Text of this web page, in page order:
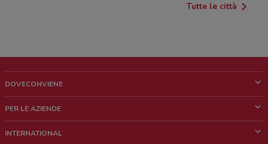
Tutte le città
DOVECONVIENE
Chi siamo
PER LE AZIENDE
INTERNATIONAL